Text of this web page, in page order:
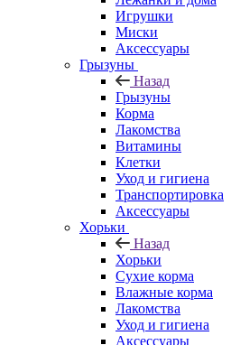
Игрушки
Миски
Аксессуары
Грызуны
Назад
Грызуны
Корма
Лакомства
Витамины
Клетки
Уход и гигиена
Транспортировка
Аксессуары
Хорьки
Назад
Хорьки
Сухие корма
Влажные корма
Лакомства
Уход и гигиена
Аксессуары